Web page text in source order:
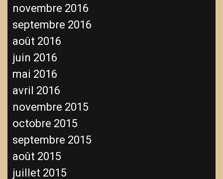
novembre 2016
septembre 2016
août 2016
juin 2016
mai 2016
avril 2016
novembre 2015
octobre 2015
septembre 2015
août 2015
juillet 2015